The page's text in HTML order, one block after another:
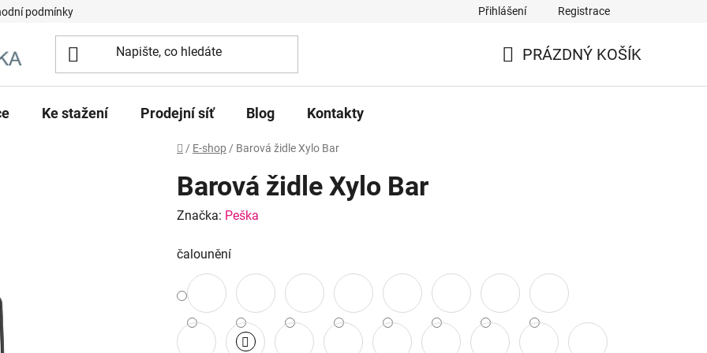
podmínky Přihlášení Registrace
PRÁZDNÝ KOŠÍK
Ke stažení Prodejní síť Blog Kontakty
Domů
/ E-shop / Barová židle Xylo Bar
Barová židle Xylo Bar
Značka: Peška
čalounění